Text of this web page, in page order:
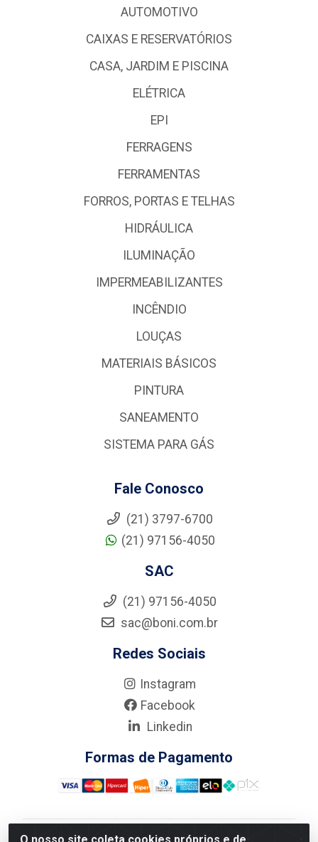
AUTOMOTIVO
CAIXAS E RESERVATÓRIOS
CASA, JARDIM E PISCINA
ELÉTRICA
EPI
FERRAGENS
FERRAMENTAS
FORROS, PORTAS E TELHAS
HIDRÁULICA
ILUMINAÇÃO
IMPERMEABILIZANTES
INCÊNDIO
LOUÇAS
MATERIAIS BÁSICOS
PINTURA
SANEAMENTO
SISTEMA PARA GÁS
Fale Conosco
(21) 3797-6700
(21) 97156-4050
SAC
(21) 97156-4050
sac@boni.com.br
Redes Sociais
Instagram
Facebook
Linkedin
Formas de Pagamento